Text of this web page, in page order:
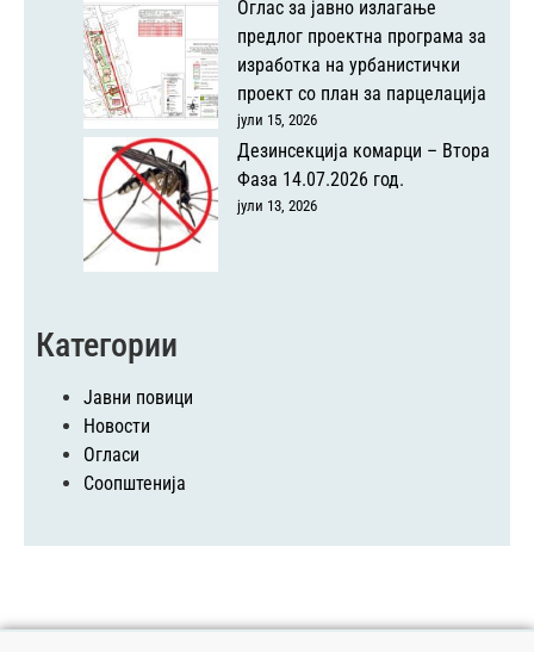
Оглас за јавно излагање
предлог проектна програма за
изработка на урбанистички
проект со план за парцелација
јули 15, 2026
Дезинсекција комарци – Втора
Фаза 14.07.2026 год.
јули 13, 2026
Категории
Јавни повици
Новости
Огласи
Соопштенија